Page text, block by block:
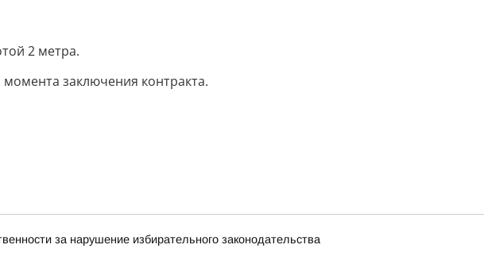
2 метра.
заключения контракта.
за нарушение избирательного законодательства